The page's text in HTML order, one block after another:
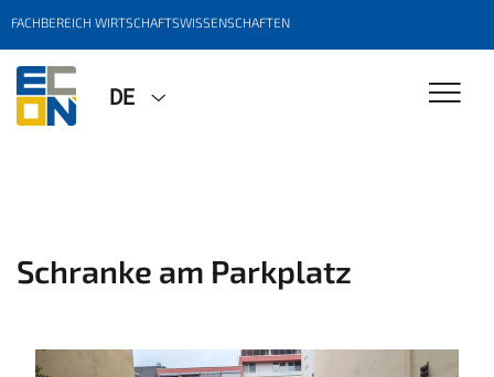
FACHBEREICH WIRTSCHAFTSWISSENSCHAFTEN
DE
Schranke am Parkplatz